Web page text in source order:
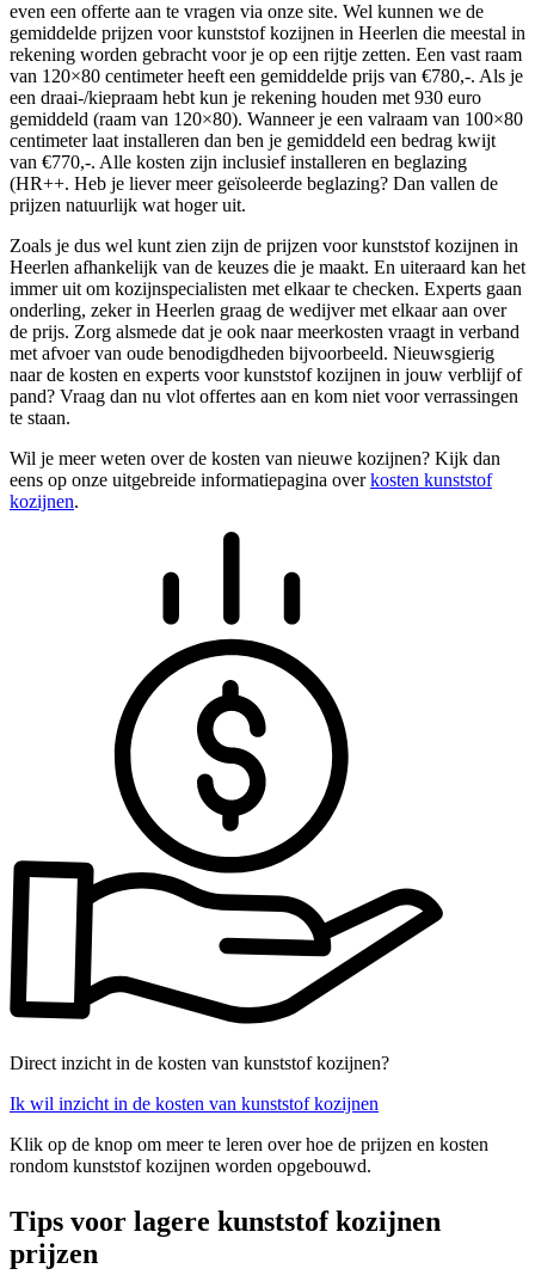
even een offerte aan te vragen via onze site. Wel kunnen we de
gemiddelde prijzen voor kunststof kozijnen in Heerlen die meestal in
rekening worden gebracht voor je op een rijtje zetten. Een vast raam
van 120×80 centimeter heeft een gemiddelde prijs van €780,-. Als je
een draai-/kiepraam hebt kun je rekening houden met 930 euro
gemiddeld (raam van 120×80). Wanneer je een valraam van 100×80
centimeter laat installeren dan ben je gemiddeld een bedrag kwijt
van €770,-. Alle kosten zijn inclusief installeren en beglazing
(HR++. Heb je liever meer geïsoleerde beglazing? Dan vallen de
prijzen natuurlijk wat hoger uit.
Zoals je dus wel kunt zien zijn de prijzen voor kunststof kozijnen in
Heerlen afhankelijk van de keuzes die je maakt. En uiteraard kan het
immer uit om kozijnspecialisten met elkaar te checken. Experts gaan
onderling, zeker in Heerlen graag de wedijver met elkaar aan over
de prijs. Zorg alsmede dat je ook naar meerkosten vraagt in verband
met afvoer van oude benodigdheden bijvoorbeeld. Nieuwsgierig
naar de kosten en experts voor kunststof kozijnen in jouw verblijf of
pand? Vraag dan nu vlot offertes aan en kom niet voor verrassingen
te staan.
Wil je meer weten over de kosten van nieuwe kozijnen? Kijk dan
eens op onze uitgebreide informatiepagina overkosten kunststof
kozijnen.
Direct inzicht in de kosten van kunststof kozijnen?
Ik wil inzicht in de kosten van kunststof kozijnen
Klik op de knop om meer te leren over hoe de prijzen en kosten
rondom kunststof kozijnen worden opgebouwd.
Tips voor lagere kunststof kozijnen
prijzen